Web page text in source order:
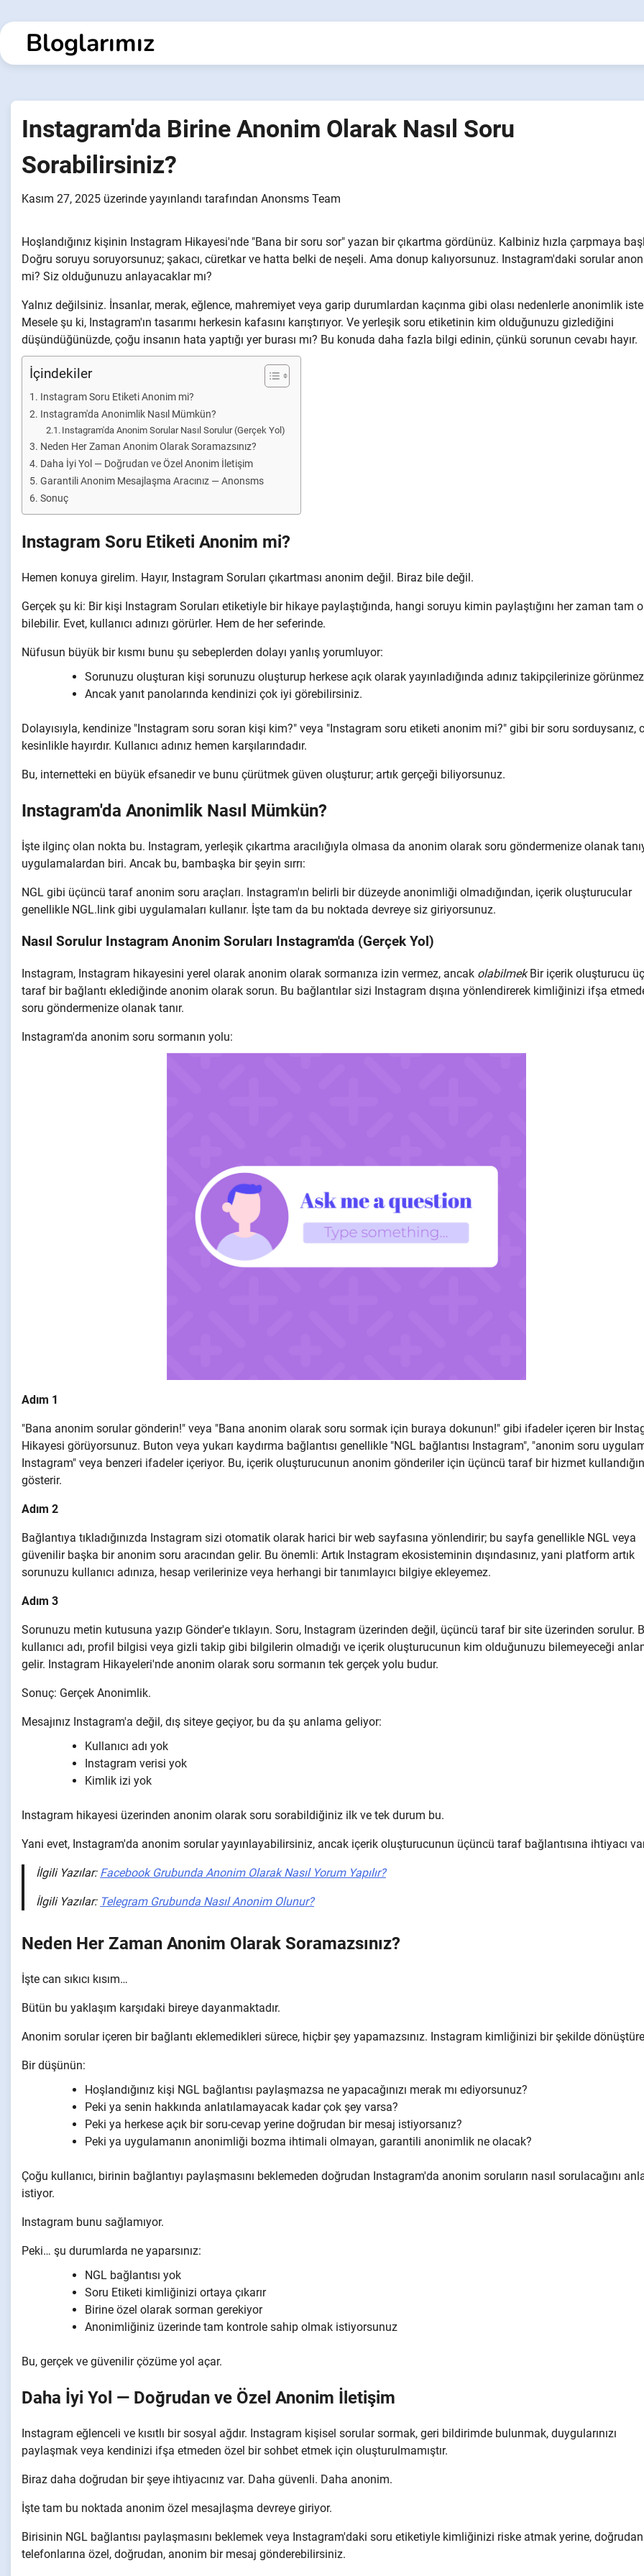
geç
Bloglarımız
Instagram'da Birine Anonim Olarak Nasıl Soru
Sorabilirsiniz?
Kasım 27, 2025 üzerinde yayınlandı tarafından Anonsms Team
Hoşlandığınız kişinin Instagram Hikayesi'nde "Bana bir soru sor" yazan bir çıkartma gördünüz. Kalbiniz hızla çarpmaya
Doğru soruyu soruyorsunuz; şakacı, cüretkar ve hatta belki de neşeli. Ama donup kalıyorsunuz. Instagram'daki sorular
mi? Siz olduğunuzu anlayacaklar mı?
Yalnız değilsiniz. İnsanlar, merak, eğlence, mahremiyet veya garip durumlardan kaçınma gibi olası nedenlerle anonimlik
Mesele şu ki, Instagram'ın tasarımı herkesin kafasını karıştırıyor. Ve yerleşik soru etiketinin kim olduğunuzu gizlediğini
düşündüğünüzde, çoğu insanın hata yaptığı yer burası mı? Bu konuda daha fazla bilgi edinin, çünkü sorunun cevabı hayır.
İçindekiler
Instagram Soru Etiketi Anonim mi?
Instagram'da Anonimlik Nasıl Mümkün?
Instagram'da Anonim Sorular Nasıl Sorulur (Gerçek Yol)
Neden Her Zaman Anonim Olarak Soramazsınız?
Daha İyi Yol — Doğrudan ve Özel Anonim İletişim
Garantili Anonim Mesajlaşma Aracınız — Anonsms
Sonuç
Instagram Soru Etiketi Anonim mi?
Hemen konuya girelim. Hayır, Instagram Soruları çıkartması anonim değil. Biraz bile değil.
Gerçek şu ki: Bir kişi Instagram Soruları etiketiyle bir hikaye paylaştığında, hangi soruyu kimin paylaştığını her zaman tam
bilebilir. Evet, kullanıcı adınızı görürler. Hem de her seferinde.
Nüfusun büyük bir kısmı bunu şu sebeplerden dolayı yanlış yorumluyor:
Sorunuzu oluşturan kişi sorunuzu oluşturup herkese açık olarak yayınladığında adınız takipçilerinize
Ancak yanıt panolarında kendinizi çok iyi görebilirsiniz.
Dolayısıyla, kendinize "Instagram soru soran kişi kim?" veya "Instagram soru etiketi anonim mi?" gibi bir soru sorduysanız,
kesinlikle hayırdır. Kullanıcı adınız hemen karşılarındadır.
Bu, internetteki en büyük efsanedir ve bunu çürütmek güven oluşturur; artık gerçeği biliyorsunuz.
Instagram'da Anonimlik Nasıl Mümkün?
İşte ilginç olan nokta bu. Instagram, yerleşik çıkartma aracılığıyla olmasa da anonim olarak soru göndermenize olanak
uygulamalardan biri. Ancak bu, bambaşka bir şeyin sırrı:
NGL gibi üçüncü taraf anonim soru araçları. Instagram'ın belirli bir düzeyde anonimliği olmadığından, içerik oluşturucular
genellikle NGL.link gibi uygulamaları kullanır. İşte tam da bu noktada devreye siz giriyorsunuz.
Nasıl Sorulur Instagram Anonim Soruları Instagram'da (Gerçek Yol)
Instagram, Instagram hikayesini yerel olarak anonim olarak sormanıza izin vermez, ancak olabilmekBir içerik oluşturucu
taraf bir bağlantı eklediğinde anonim olarak sorun. Bu bağlantılar sizi Instagram dışına yönlendirerek kimliğinizi ifşa
soru göndermenize olanak tanır.
Instagram'da anonim soru sormanın yolu:
Adım 1
"Bana anonim sorular gönderin!" veya "Bana anonim olarak soru sormak için buraya dokunun!" gibi ifadeler içeren bir
Hikayesi görüyorsunuz. Buton veya yukarı kaydırma bağlantısı genellikle "NGL bağlantısı Instagram", "anonim soru
Instagram" veya benzeri ifadeler içeriyor. Bu, içerik oluşturucunun anonim gönderiler için üçüncü taraf bir hizmet
gösterir.
Adım 2
Bağlantıya tıkladığınızda Instagram sizi otomatik olarak harici bir web sayfasına yönlendirir; bu sayfa genellikle NGL veya
güvenilir başka bir anonim soru aracından gelir. Bu önemli: Artık Instagram ekosisteminin dışındasınız, yani platform artık
sorunuzu kullanıcı adınıza, hesap verilerinize veya herhangi bir tanımlayıcı bilgiye ekleyemez.
Adım 3
Sorunuzu metin kutusuna yazıp Gönder'e tıklayın. Soru, Instagram üzerinden değil, üçüncü taraf bir site üzerinden sorulur.
kullanıcı adı, profil bilgisi veya gizli takip gibi bilgilerin olmadığı ve içerik oluşturucunun kim olduğunuzu bilemeyeceği
gelir. Instagram Hikayeleri'nde anonim olarak soru sormanın tek gerçek yolu budur.
Sonuç: Gerçek Anonimlik.
Mesajınız Instagram'a değil, dış siteye geçiyor, bu da şu anlama geliyor:
Kullanıcı adı yok
Instagram verisi yok
Kimlik izi yok
Instagram hikayesi üzerinden anonim olarak soru sorabildiğiniz ilk ve tek durum bu.
Yani evet, Instagram'da anonim sorular yayınlayabilirsiniz, ancak içerik oluşturucunun üçüncü taraf bağlantısına ihtiyacı
İlgili Yazılar: Facebook Grubunda Anonim Olarak Nasıl Yorum Yapılır?
İlgili Yazılar: Telegram Grubunda Nasıl Anonim Olunur?
Neden Her Zaman Anonim Olarak Soramazsınız?
İşte can sıkıcı kısım…
Bütün bu yaklaşım karşıdaki bireye dayanmaktadır.
Anonim sorular içeren bir bağlantı eklemedikleri sürece, hiçbir şey yapamazsınız. Instagram kimliğinizi bir şekilde
Bir düşünün:
Hoşlandığınız kişi NGL bağlantısı paylaşmazsa ne yapacağınızı merak mı ediyorsunuz?
Peki ya senin hakkında anlatılamayacak kadar çok şey varsa?
Peki ya herkese açık bir soru-cevap yerine doğrudan bir mesaj istiyorsanız?
Peki ya uygulamanın anonimliği bozma ihtimali olmayan, garantili anonimlik ne olacak?
Çoğu kullanıcı, birinin bağlantıyı paylaşmasını beklemeden doğrudan Instagram'da anonim soruların nasıl sorulacağını
istiyor.
Instagram bunu sağlamıyor.
Peki… şu durumlarda ne yaparsınız:
NGL bağlantısı yok
Soru Etiketi kimliğinizi ortaya çıkarır
Birine özel olarak sorman gerekiyor
Anonimliğiniz üzerinde tam kontrole sahip olmak istiyorsunuz
Bu, gerçek ve güvenilir çözüme yol açar.
Daha İyi Yol — Doğrudan ve Özel Anonim İletişim
Instagram eğlenceli ve kısıtlı bir sosyal ağdır. Instagram kişisel sorular sormak, geri bildirimde bulunmak, duygularınızı
paylaşmak veya kendinizi ifşa etmeden özel bir sohbet etmek için oluşturulmamıştır.
Biraz daha doğrudan bir şeye ihtiyacınız var. Daha güvenli. Daha anonim.
İşte tam bu noktada anonim özel mesajlaşma devreye giriyor.
Birisinin NGL bağlantısı paylaşmasını beklemek veya Instagram'daki soru etiketiyle kimliğinizi riske atmak yerine, doğrudan
telefonlarına özel, doğrudan, anonim bir mesaj gönderebilirsiniz.